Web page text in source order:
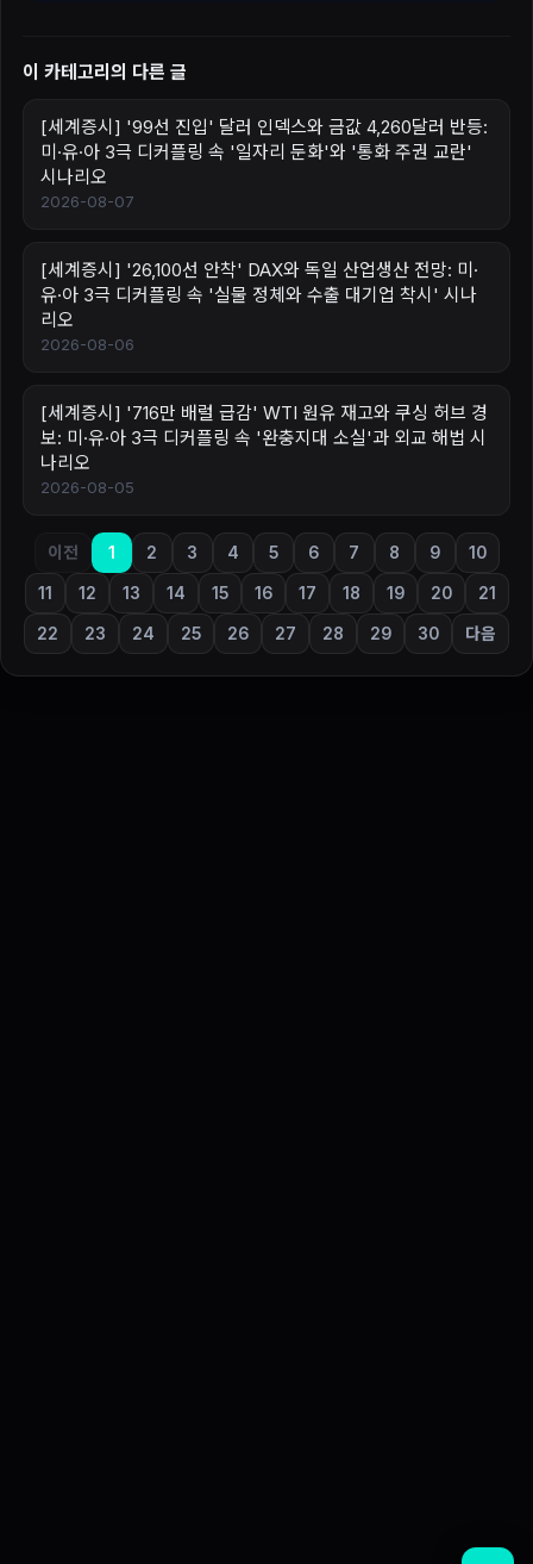
이 카테고리의 다른 글
[세계증시] '99선 진입' 달러 인덱스와 금값 4,260달러 반등:
미·유·아 3극 디커플링 속 '일자리 둔화'와 '통화 주권 교란'
시나리오
2026-08-07
[세계증시] '26,100선 안착' DAX와 독일 산업생산 전망: 미·
유·아 3극 디커플링 속 '실물 정체와 수출 대기업 착시' 시나
리오
2026-08-06
[세계증시] '716만 배럴 급감' WTI 원유 재고와 쿠싱 허브 경
보: 미·유·아 3극 디커플링 속 '완충지대 소실'과 외교 해법 시
나리오
2026-08-05
이전 1 2 3 4 5 6 7 8 9 10
11 12 13 14 15 16 17 18 19 20 21
22 23 24 25 26 27 28 29 30 다음